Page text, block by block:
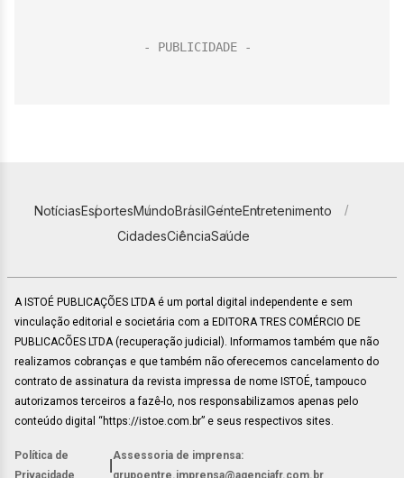
NotíciasEsportesMundoBrasilGenteEntretenimento
CidadesCiênciaSaúde
A ISTOÉ PUBLICAÇÕES LTDA é um portal digital independente e sem
vinculação editorial e societária com a EDITORA TRES COMÉRCIO DE
PUBLICACÕES LTDA (recuperação judicial). Informamos também que não
realizamos cobranças e que também não oferecemos cancelamento do
contrato de assinatura da revista impressa de nome ISTOÉ, tampouco
autorizamos terceiros a fazê-lo, nos responsabilizamos apenas pelo
conteúdo digital “https://istoe.com.br” e seus respectivos sites.
Política de
Privacidade
Assessoria de imprensa:
grupoentre.imprensa@agenciafr.com.br